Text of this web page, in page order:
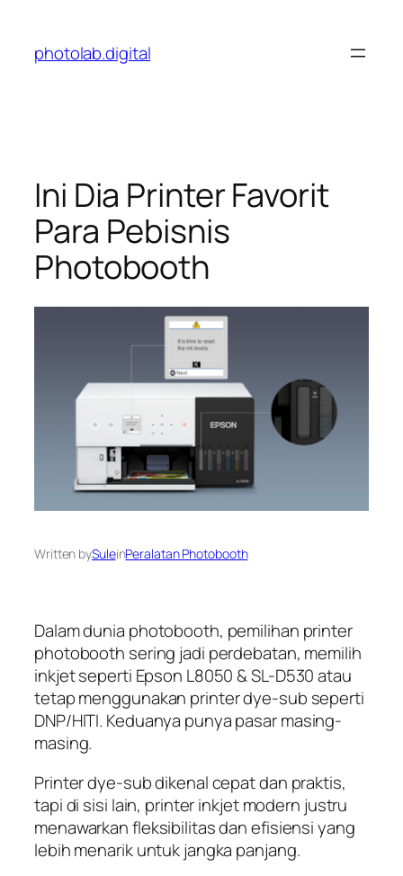
content
photolab.digital
Ini Dia Printer Favorit
Para Pebisnis
Photobooth
Written bySuleinPeralatan Photobooth
Dalam dunia photobooth, pemilihan printer
photobooth sering jadi perdebatan, memilih
inkjet seperti Epson L8050 & SL-D530 atau
tetap menggunakan printer dye-sub seperti
DNP/HITI. Keduanya punya pasar masing-
masing.
Printer dye-sub dikenal cepat dan praktis,
tapi di sisi lain, printer inkjet modern justru
menawarkan fleksibilitas dan efisiensi yang
lebih menarik untuk jangka panjang.